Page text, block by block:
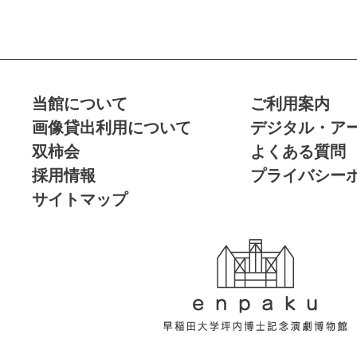
当館について
ご利用案内
画像貸出利用について
デジタル・ア
双柿会
よくある質問
採用情報
プライバシー
サイトマップ